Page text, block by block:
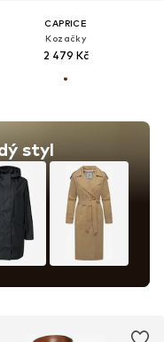
styl
CAPRICE
Kozačky
2 479 Kč